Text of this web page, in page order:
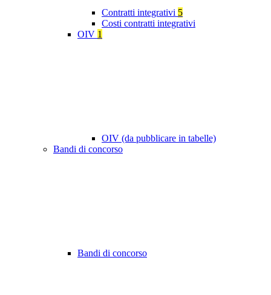
Contratti integrativi 5
Costi contratti integrativi
OIV 1
OIV (da pubblicare in tabelle)
Bandi di concorso
Bandi di concorso